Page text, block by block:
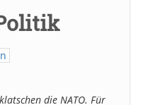
die NATO. Für